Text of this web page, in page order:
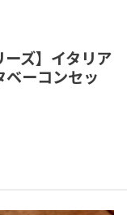
ズ】イタリア
ーコンセッ